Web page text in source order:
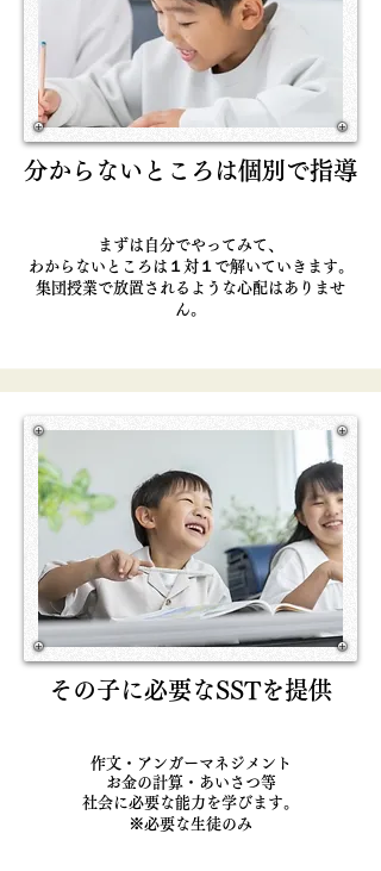
分からないところは個別で指導
まずは自分でやってみて、
わからないところは１対１で解いていきます。
集団授業で放置されるような心配はありませ
ん。
その子に必要なSSTを提供
​作文・アンガーマネジメント
お金の計算・あいさつ等
​社会に必要な能力を学びます。
​※必要な生徒のみ